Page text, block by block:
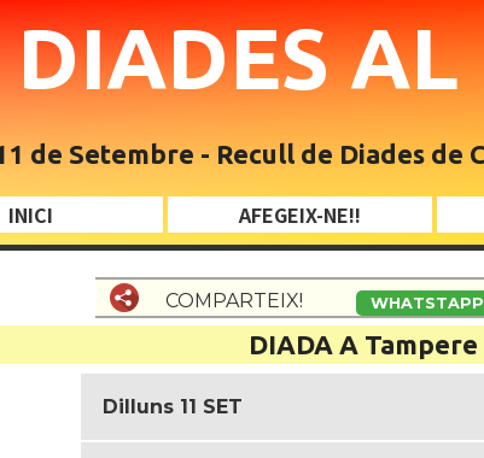
DIADES
de Setembre - Recull de Diades de
INICI AFEGEIX-NE!!
COMPARTEIX! WHATSTAPP
DIADA A
Dilluns 11 SET